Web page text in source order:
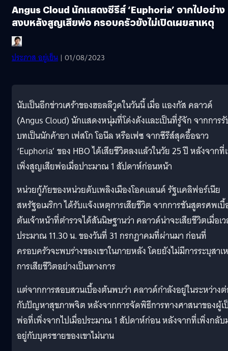
Angus Cloud นักแสดงซีรีส์ ‘Euphoria’ จากไปอย่าง
สงบหลังสูญเสียพ่อ ครอบครัวยังไม่เปิดเผยสาเหตุ
ประภาส อยู่เย็น | 01/08/2023
นับเป็นอีกข่าวเศร้าของฮอลลีวูดในวันนี้ เมื่อ แองกัส คลาวด์
(Angus Cloud) นักแสดงหนุ่มที่โด่งดังและเป็นที่รู้จัก จากการ
บทเป็นนักค้ายา เฟสโก โอนีล หรือเฟซ จากซีรีส์สุดอื้อฉาว
‘Euphoria’ ของ HBO ได้เสียชีวิตลงแล้วในวัย 25 ปี หลังจากที่
เพิ่งสูญเสียพ่อเมื่อปาะมาณ 1 สัปดาห์ก่อนหน้า
หน่วยกู้ภัยของหน่วยดับเพลิงเมืองโอคแลนด์ รัฐแคลิฟอร์เนีย
สหรัฐอเมริกา ได้รับแจ้งเหตุการเสียชีวิต จากการชันสูตรศพเบื้
ต้นเจ้าหน้าที่ตำรวจได้สันนิษฐานว่า คลาวด์น่าจะเสียชีวิตเมื่อเ
ประมาณ 11.30 น. ของวันที่ 31 กรกฏาคมที่ผ่านมา ก่อนที่
ครอบครัวจะพบร่างของเขาในภายหลัง โดยยังไม่มีการระบุสาเ
การเสียชีวิตอย่างเป็นทางการ
แต่จากการสอบสวนเบื้องต้นพบว่า คลาวด์กำลังอยู่ในระหว่าง
กับปัญหาสุขภาพจิต หลังจากการจัดพิธีการทางศาสนาของผู้เ
พ่อที่เพิ่งจากไปเมื่อประมาณ 1 สัปดาห์ก่อน หลังจากที่เพิ่งกลับ
อยู่กับบุตรชายของเขาไม่นาน